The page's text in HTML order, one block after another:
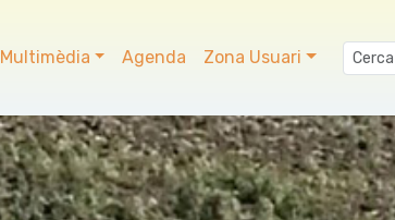
Multimèdia Agenda Zona Usuari